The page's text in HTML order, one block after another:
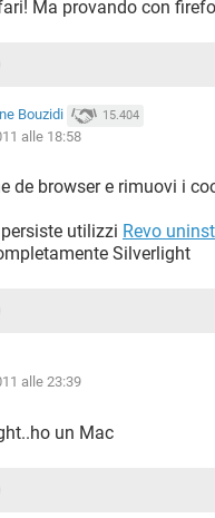
Ma provando con
Bouzidi 15.404
alle 18:58
de browser e rimuovi i
utilizzi Revo
Silverlight
alle 23:39
un Mac